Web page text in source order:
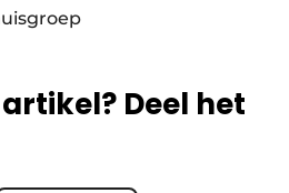
Deel het